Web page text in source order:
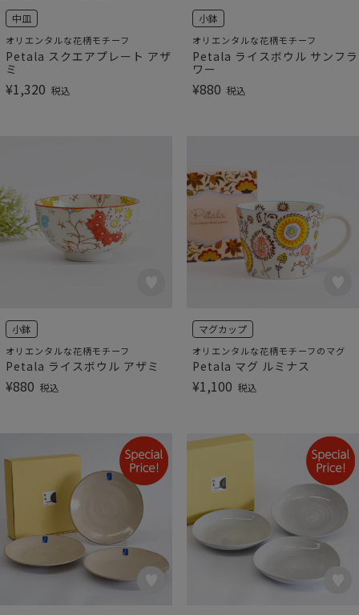
中皿
オリエンタルな花柄モチーフ
Petala スクエアプレート アザ
ミ
¥1,320 税込
小鉢
オリエンタルな花柄モチーフ
Petala ライスボウル サンフラ
ワー
¥880 税込
小鉢
オリエンタルな花柄モチーフ
Petala ライスボウル アザミ
¥880 税込
マグカップ
オリエンタルな花柄モチーフのマグ
Petala マグ ルミナス
¥1,100 税込